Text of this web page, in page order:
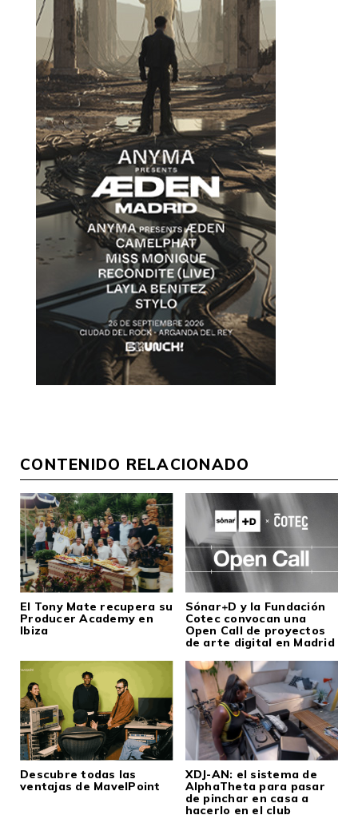
CONTENIDO RELACIONADO
El Tony Mate recupera su
Producer Academy en
Ibiza
Sónar+D y la Fundación
Cotec convocan una
Open Call de proyectos
de arte digital en Madrid
Descubre todas las
ventajas de MavelPoint
XDJ-AN: el sistema de
AlphaTheta para pasar
de pinchar en casa a
hacerlo en el club